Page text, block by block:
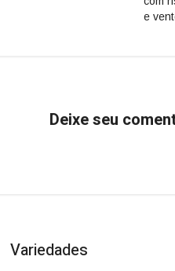
e
Deixe seu
Variedades